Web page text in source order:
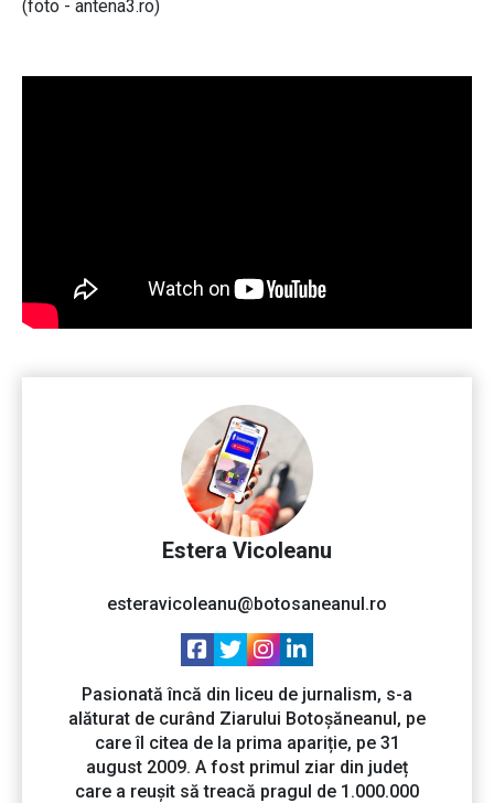
(foto - antena3.ro)
Estera Vicoleanu
esteravicoleanu@botosaneanul.ro
Pasionată încă din liceu de jurnalism, s-a
alăturat de curând Ziarului Botoșăneanul, pe
care îl citea de la prima apariție, pe 31
august 2009. A fost primul ziar din județ
care a reușit să treacă pragul de 1.000.000